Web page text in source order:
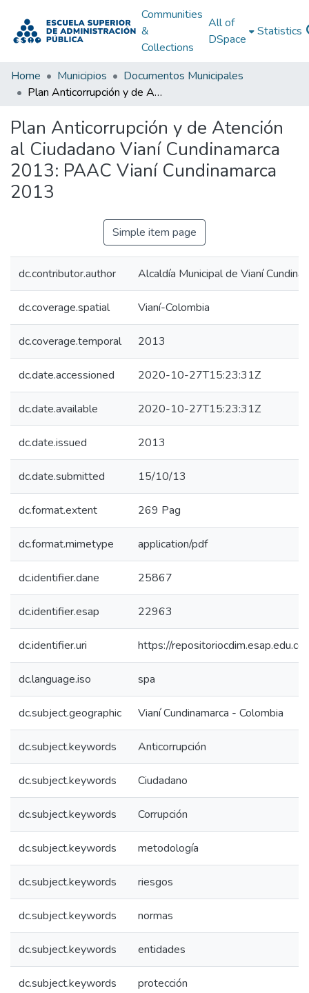
Communities
&
Collections
All of
DSpace
Statistics
Home Municipios
Documentos Municipales
Plan Anticorrupción y de Atención al Ciudadano Vianí Cundinamarca 2013: PAAC Vianí Cundinamarca 2013
Plan Anticorrupción y de Atención
al Ciudadano Vianí Cundinamarca
2013: PAAC Vianí Cundinamarca
2013
Simple item page
dc.contributor.author Alcaldía Municipal de Vianí
dc.coverage.spatial Vianí-Colombia
dc.coverage.temporal 2013
dc.date.accessioned 2020-10-27T15:23:31Z
dc.date.available 2020-10-27T15:23:31Z
dc.date.issued 2013
dc.date.submitted 15/10/13
dc.format.extent 269 Pag
dc.format.mimetype application/pdf
dc.identifier.dane 25867
dc.identifier.esap 22963
dc.identifier.uri https://
dc.language.iso spa
dc.subject.geographic Vianí Cundinamarca - Colombia
dc.subject.keywords Anticorrupción
dc.subject.keywords Ciudadano
dc.subject.keywords Corrupción
dc.subject.keywords metodología
dc.subject.keywords riesgos
dc.subject.keywords normas
dc.subject.keywords entidades
dc.subject.keywords protección